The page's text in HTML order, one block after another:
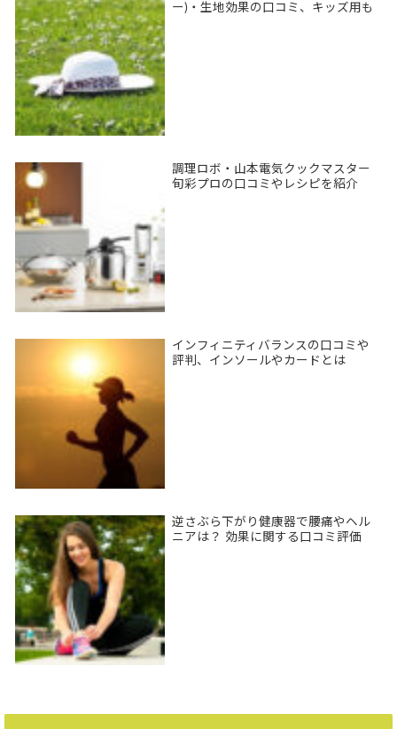
ー)・生地効果の口コミ、キッズ用も
調理ロボ・山本電気クックマスター
旬彩プロの口コミやレシピを紹介
インフィニティバランスの口コミや
評判、インソールやカードとは
逆さぶら下がり健康器で腰痛やヘル
ニアは？ 効果に関する口コミ評価